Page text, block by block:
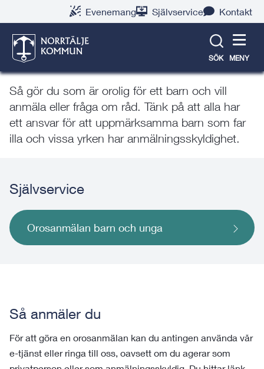
Evenemang Självservice Kontakt
SÖK MENY
Om du misstänker att ett barn
far illa – orosanmälan
Så gör du som är orolig för ett barn och vill
anmäla eller fråga om råd. Tänk på att alla har
ett ansvar för att uppmärksamma barn som far
illa och vissa yrken har anmälningsskyldighet.
Självservice
Orosanmälan barn och unga
Så anmäler du
För att göra en orosanmälan kan du antingen använda vår
e-tjänst eller ringa till oss, oavsett om du agerar som